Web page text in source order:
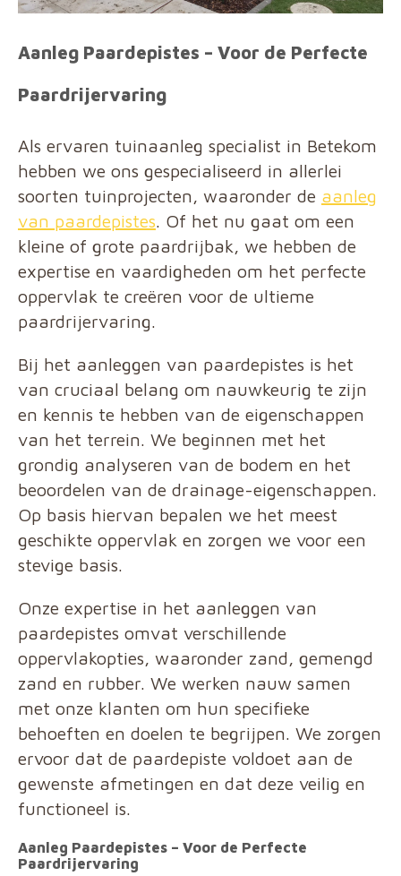
Aanleg Paardepistes – Voor de Perfecte
Paardrijervaring
Als ervaren tuinaanleg specialist in Betekom
hebben we ons gespecialiseerd in allerlei
soorten tuinprojecten, waaronder de aanleg
van paardepistes. Of het nu gaat om een
kleine of grote paardrijbak, we hebben de
expertise en vaardigheden om het perfecte
oppervlak te creëren voor de ultieme
paardrijervaring.
Bij het aanleggen van paardepistes is het
van cruciaal belang om nauwkeurig te zijn
en kennis te hebben van de eigenschappen
van het terrein. We beginnen met het
grondig analyseren van de bodem en het
beoordelen van de drainage-eigenschappen.
Op basis hiervan bepalen we het meest
geschikte oppervlak en zorgen we voor een
stevige basis.
Onze expertise in het aanleggen van
paardepistes omvat verschillende
oppervlakopties, waaronder zand, gemengd
zand en rubber. We werken nauw samen
met onze klanten om hun specifieke
behoeften en doelen te begrijpen. We zorgen
ervoor dat de paardepiste voldoet aan de
gewenste afmetingen en dat deze veilig en
functioneel is.
Aanleg Paardepistes – Voor de Perfecte
Paardrijervaring